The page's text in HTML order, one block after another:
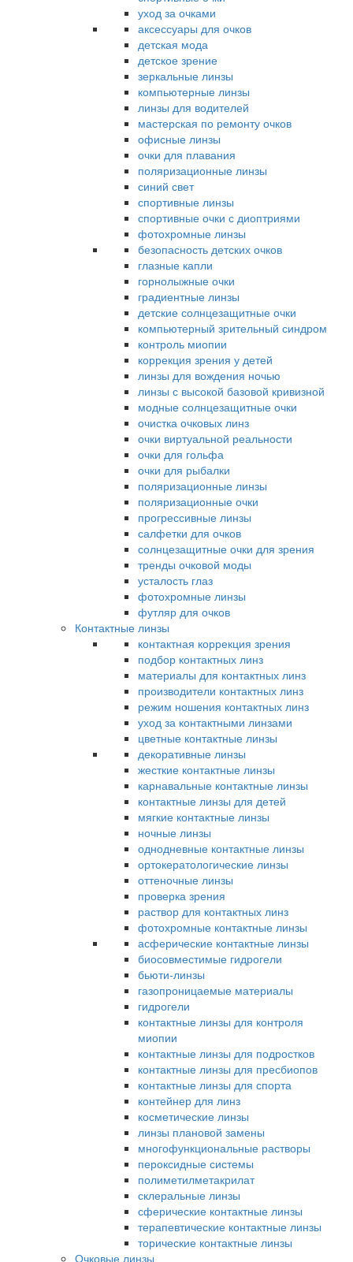
уход за очками
аксессуары для очков
детская мода
детское зрение
зеркальные линзы
компьютерные линзы
линзы для водителей
мастерская по ремонту очков
офисные линзы
очки для плавания
поляризационные линзы
синий свет
спортивные линзы
спортивные очки с диоптриями
фотохромные линзы
безопасность детских очков
глазные капли
горнолыжные очки
градиентные линзы
детские солнцезащитные очки
компьютерный зрительный синдром
контроль миопии
коррекция зрения у детей
линзы для вождения ночью
линзы с высокой базовой кривизной
модные солнцезащитные очки
очистка очковых линз
очки виртуальной реальности
очки для гольфа
очки для рыбалки
поляризационные линзы
поляризационные очки
прогрессивные линзы
салфетки для очков
солнцезащитные очки для зрения
тренды очковой моды
усталость глаз
фотохромные линзы
футляр для очков
Контактные линзы
контактная коррекция зрения
подбор контактных линз
материалы для контактных линз
производители контактных линз
режим ношения контактных линз
уход за контактными линзами
цветные контактные линзы
декоративные линзы
жесткие контактные линзы
карнавальные контактные линзы
контактные линзы для детей
мягкие контактные линзы
ночные линзы
однодневные контактные линзы
ортокератологические линзы
оттеночные линзы
проверка зрения
раствор для контактных линз
фотохромные контактные линзы
асферические контактные линзы
биосовместимые гидрогели
бьюти-линзы
газопроницаемые материалы
гидрогели
контактные линзы для контроля
миопии
контактные линзы для подростков
контактные линзы для пресбиопов
контактные линзы для спорта
контейнер для линз
косметические линзы
линзы плановой замены
многофункциональные растворы
пероксидные системы
полиметилметакрилат
склеральные линзы
сферические контактные линзы
терапевтические контактные линзы
торические контактные линзы
Очковые линзы